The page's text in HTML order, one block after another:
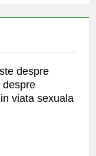
despre
despre
viata sexuala